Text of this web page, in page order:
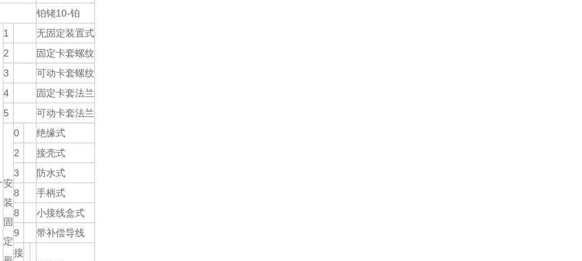
铂铑10-铂
-
1
无固定装置式
2
固定卡套螺纹
3
可动卡套螺纹
4
固定卡套法兰
5
可动卡套法兰
安
装
固
定
0
绝缘式
2
接壳式
3
防水式
8
手柄式
8
小接线盒式
9
带补偿导线
接